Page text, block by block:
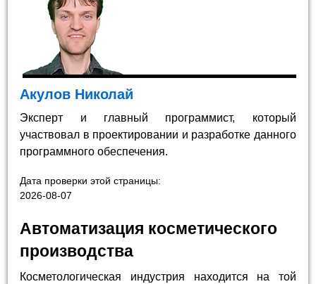
Акулов Николай
Эксперт и главный программист, который
участвовал в проектировании и разработке данного
программного обеспечения.
Дата проверки этой страницы:
2026-08-07
Автоматизация косметического
производства
Косметологическая индустрия находится на той